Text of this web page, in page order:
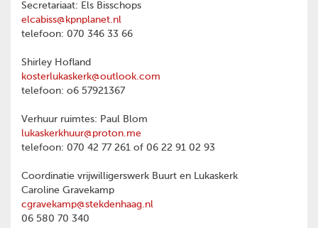
Secretariaat: Els Bisschops
elcabiss@kpnplanet.nl
telefoon: 070 346 33 66
Shirley Hofland
kosterlukaskerk@outlook.com
telefoon: o6 57921367
Verhuur ruimtes: Paul Blom
lukaskerkhuur@proton.me
telefoon: 070 42 77 261 of 06 22 91 02 93
Coordinatie vrijwilligerswerk Buurt en Lukaskerk
Caroline Gravekamp
cgravekamp@stekdenhaag.nl
06 580 70 340